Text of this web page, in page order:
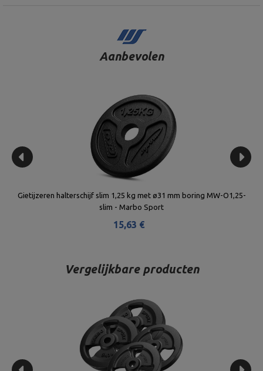
Aanbevolen
Gietijzeren halterschijf 15 kg met ø31 mm boring MW-O15-kier -
Marbo Sport
82,50 €
Vergelijkbare producten